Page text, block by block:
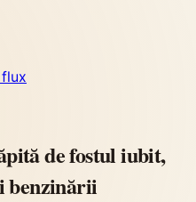
de fostul iubit,
benzinării